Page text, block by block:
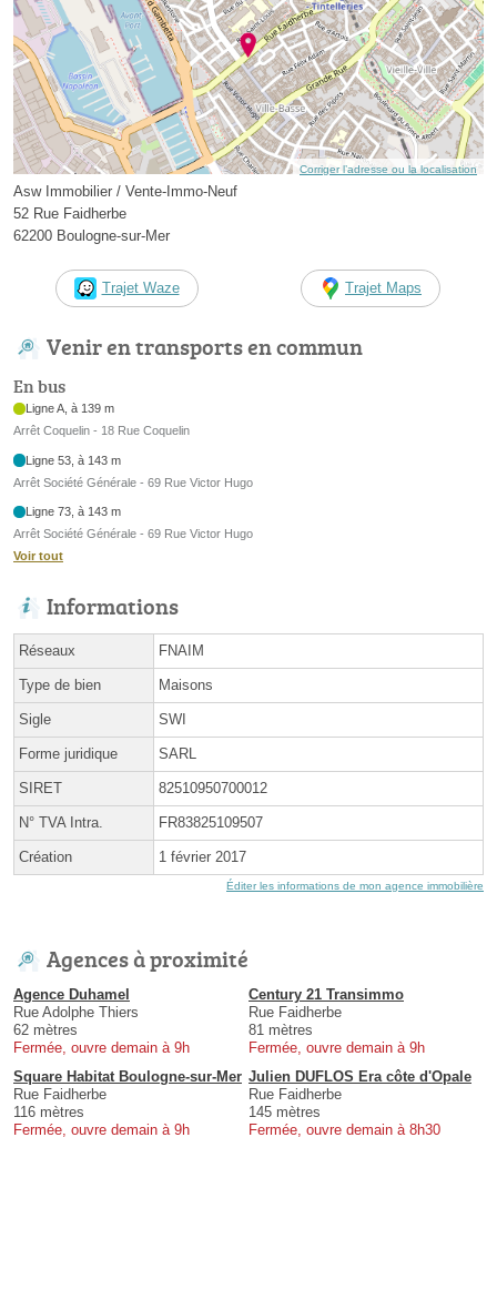
Corriger l’adresse ou la localisation
Asw Immobilier / Vente-Immo-Neuf
52 Rue Faidherbe
62200 Boulogne-sur-Mer
Trajet Waze Trajet Maps
Venir en transports en commun
En bus
Ligne A, à 139 m
Arrêt Coquelin - 18 Rue Coquelin
Ligne 53, à 143 m
Arrêt Société Générale - 69 Rue Victor Hugo
Ligne 73, à 143 m
Arrêt Société Générale - 69 Rue Victor Hugo
Voir tout
Informations
Réseaux FNAIM
Type de bien Maisons
Sigle SWI
Forme juridique SARL
SIRET 82510950700012
N° TVA Intra. FR83825109507
Création 1 février 2017
Éditer les informations de mon agence immobilière
Agences à proximité
Agence Duhamel
Rue Adolphe Thiers
62 mètres
Fermée, ouvre demain à 9h
Century 21 Transimmo
Rue Faidherbe
81 mètres
Fermée, ouvre demain à 9h
Square Habitat Boulogne-sur-Mer
Rue Faidherbe
116 mètres
Fermée, ouvre demain à 9h
Julien DUFLOS Era côte d'Opale
Rue Faidherbe
145 mètres
Fermée, ouvre demain à 8h30